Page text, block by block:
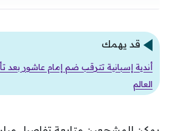
قد يهمك
أندية إسبانية تترقب ضم إمام عاشور بعد
العالم